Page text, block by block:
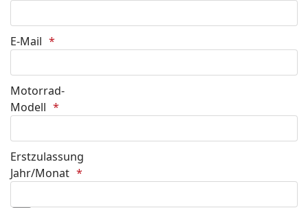
E-Mail
Motorrad-
Modell
Erstzulassung
Jahr/Monat